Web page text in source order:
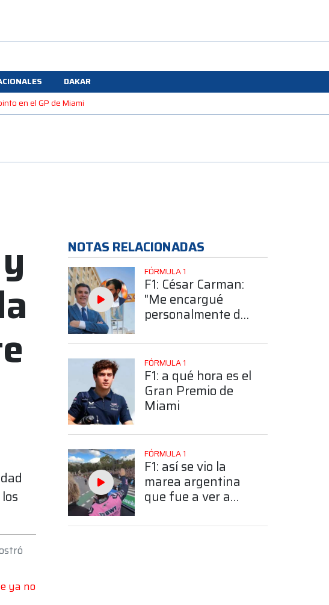
DAKAR
en el GP de Miami
ya no
NOTAS RELACIONADAS
FÓRMULA 1
F1: César Carman:
"Me encargué
personalmente de
presidente de la
FIA todas las
imágenes del Road
Show"
FÓRMULA 1
F1: a qué hora es el
Gran Premio de
Miami
FÓRMULA 1
F1: así se vio la
marea argentina
que fue a ver a
bus del Road Show